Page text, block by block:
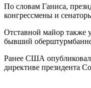
По словам Ганиса,
конгрессмены и
Отставной майор также
бывший
Ранее США
директиве президента